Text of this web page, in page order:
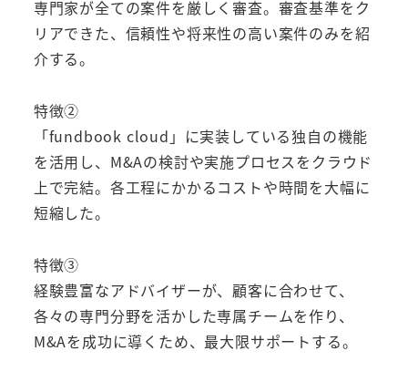
専門家が全ての案件を厳しく審査。審査基準をク
リアできた、信頼性や将来性の高い案件のみを紹
介する。
特徴②
「fundbook cloud」に実装している独自の機能
を活用し、M&Aの検討や実施プロセスをクラウド
上で完結。各工程にかかるコストや時間を大幅に
短縮した。
特徴③
経験豊富なアドバイザーが、顧客に合わせて、
各々の専門分野を活かした専属チームを作り、
M&Aを成功に導くため、最大限サポートする。